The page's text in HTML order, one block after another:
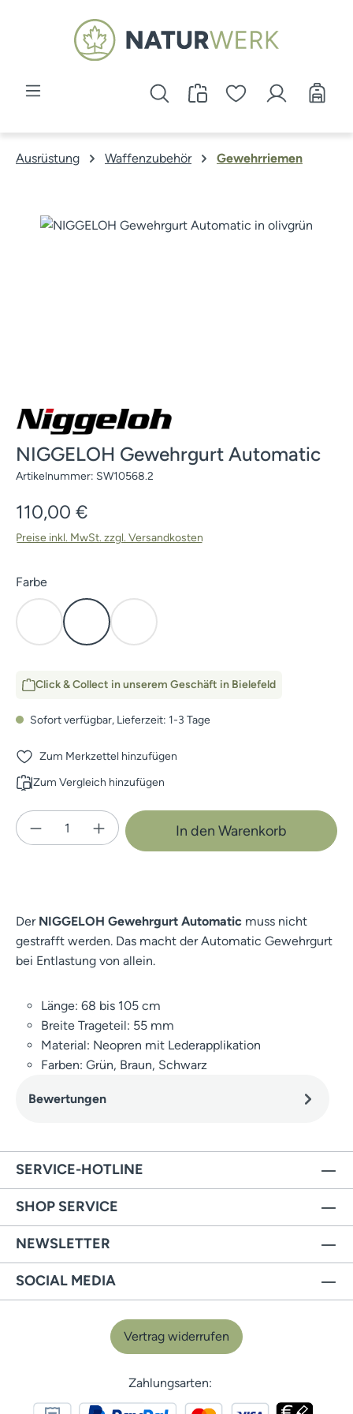
Zum Hauptinhalt springen
Ausrüstung Waffenzubehör Gewehrriemen
Bildergalerie überspringen
NIGGELOH Gewehrgurt Automatic
Artikelnummer: SW10568.2
Regulärer Preis:
110,00 €
Preise inkl. MwSt. zzgl. Versandkosten
Farbeauswählen
Braun Grün Schwarz
Click & Collect in unserem Geschäft in Bielefeld
Sofort verfügbar, Lieferzeit: 1-3 Tage
Zum Merkzettel hinzufügen
Zum Vergleich hinzufügen
Produkt Anzahl: Gib den gewünschten
In den Warenkorb
Der NIGGELOH Gewehrgurt Automatic muss nicht
gestrafft werden. Das macht der Automatic Gewehrgurt
bei Entlastung von allein.
Länge: 68 bis 105 cm
Breite Trageteil: 55 mm
Material: Neopren mit Lederapplikation
Farben: Grün, Braun, Schwarz
Bewertungen
SERVICE-HOTLINE
SHOP SERVICE
NEWSLETTER
SOCIAL MEDIA
Vertrag widerrufen
Zahlungsarten: